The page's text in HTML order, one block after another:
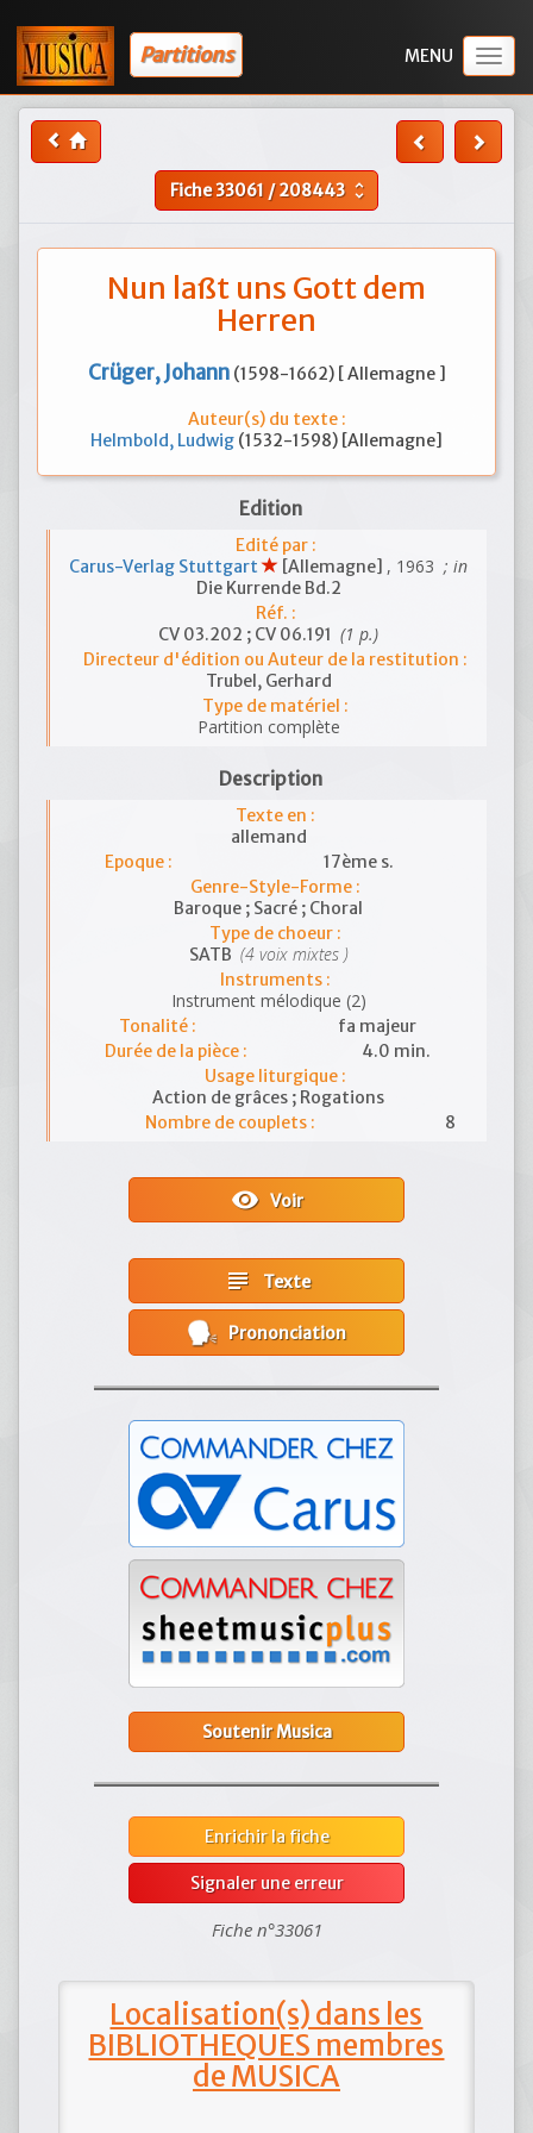
Partitions
Fiche33061 /208443 unfold_more
Nun laßt uns Gott dem
Herren
Crüger, Johann (1598-1662) [ Allemagne ]
Auteur(s) du texte :
Helmbold, Ludwig (1532-1598) [Allemagne]
Edition
Edité par :
Carus-Verlag Stuttgart
[Allemagne] , 1963 ; in
Die Kurrende Bd.2
Réf. :
CV 03.202 ; CV 06.191 (1 p.)
Directeur d'édition ou Auteur de la restitution :
Trubel, Gerhard
Type de matériel :
Partition complète
Description
Texte en :
allemand
Epoque :
17ème s.
Genre-Style-Forme :
Baroque ; Sacré ; Choral
Type de choeur :
SATB (4 voix mixtes )
Instruments :
Instrument mélodique (2)
Tonalité :
fa majeur
Durée de la pièce :
4.0 min.
Usage liturgique :
Action de grâces ; Rogations
Nombre de couplets :
8
visibilityVoir
subject Texte
Prononciation
Soutenir Musica
Enrichir la fiche
Signaler une erreur
Fiche n°33061
Localisation(s) dans les
BIBLIOTHEQUES membres
de MUSICA